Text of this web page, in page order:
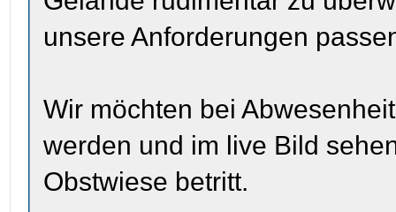
unsere Anforderungen
Wir möchten bei
werden und im live Bild
Obstwiese betritt.